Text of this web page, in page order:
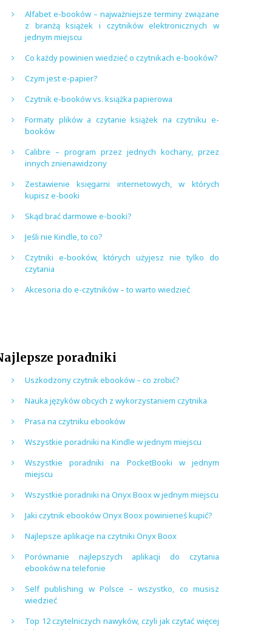
Alfabet e-booków – najważniejsze terminy związane
z branżą książek i czytników elektronicznych w
jednym miejscu
Co każdy powinien wiedzieć o czytnikach e-booków?
Czym jest e-papier?
Czytnik e-booków vs. książka papierowa
Formaty plików a czytanie książek na czytniku e-
booków
Calibre – program przez jednych kochany, przez
innych znienawidzony
Zestawienie księgarni internetowych, w których
kupisz e-booki
Skąd brać darmowe e-booki?
Jeśli nie Kindle, to co?
Czytniki e-booków, których użyjesz nie tylko do
czytania
Akcesoria do e-czytników – to warto wiedzieć
poradniki
Uszkodzony czytnik ebooków – co zrobić?
Nauka języków obcych z wykorzystaniem czytnika
Prasa na czytniku ebooków
Wszystkie poradniki na Kindle w jednym miejscu
Wszystkie poradniki na PocketBooki w jednym
miejscu
Wszystkie poradniki na Onyx Boox w jednym miejscu
Jaki czytnik ebooków Onyx Boox powinieneś kupić?
Najlepsze aplikacje na czytniki Onyx Boox
Porównanie najlepszych aplikacji do czytania
ebooków na telefonie
Self publishing w Polsce – wszystko, co musisz
wiedzieć
Top 12 czytelniczych nawyków, czyli jak czytać więcej